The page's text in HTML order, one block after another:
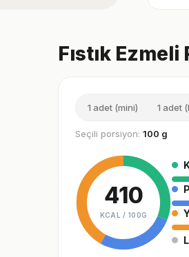
Fıstık
1 adet (mini) 1 adet
Seçili porsiyon: 100 g
410
KCAL / 100G